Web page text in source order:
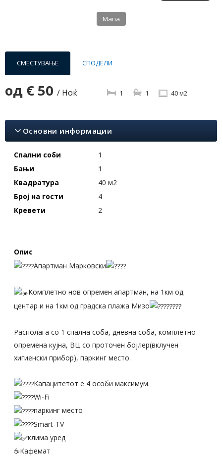
Мапа
СМЕСТУВАЊЕ СПОДЕЛИ
од € 50 / Ноќ 1 1 40 м2
Основни информации
Спални соби
1
Бањи
1
Квадратура
40 м2
Број на гости
4
Кревети
2
Опис
Апартман Марковски
Комплетно нов опремен апартман, на 1км од
центар и на 1км од градска плажа Мизо
Располага со 1 спална соба, дневна соба, комплетно
опремена кујна, ВЦ со проточен бојлер(вклучен
хигиенски прибор), паркинг место.
Капацитетот е 4 особи максимум.
Wi-Fi
паркинг место
Smart-TV
клима уред
☕️Кафемат